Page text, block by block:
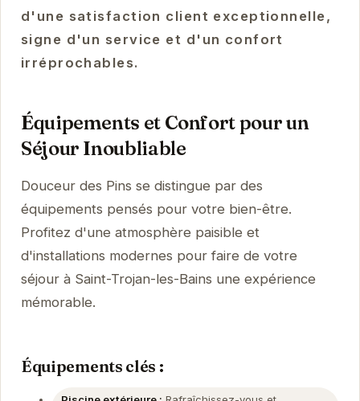
d'une satisfaction client exceptionnelle,
signe d'un service et d'un confort
irréprochables.
Équipements et Confort pour un
Séjour Inoubliable
Douceur des Pins se distingue par des
équipements pensés pour votre bien-être.
Profitez d'une atmosphère paisible et
d'installations modernes pour faire de votre
séjour à Saint-Trojan-les-Bains une expérience
mémorable.
Équipements clés :